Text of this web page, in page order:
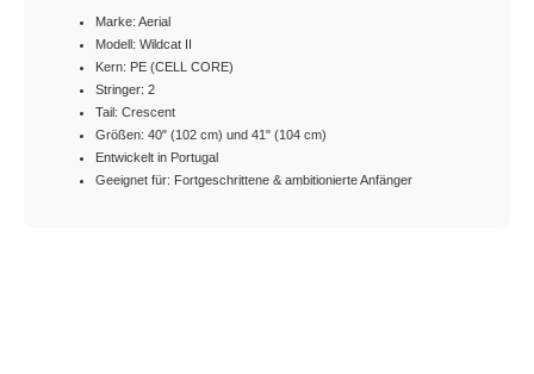
Marke: Aerial
Modell: Wildcat II
Kern: PE (CELL CORE)
Stringer: 2
Tail: Crescent
Größen: 40" (102 cm) und 41" (104 cm)
Entwickelt in Portugal
Geeignet für: Fortgeschrittene & ambitionierte Anfänger